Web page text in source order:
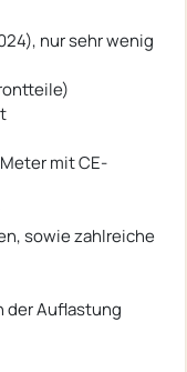
nur sehr wenig
mit CE-
sowie zahlreiche
der Auflastung